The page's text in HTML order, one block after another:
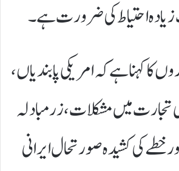
احتیاط کی ضرورت ہے۔
کا کہنا ہے کہ امریکی پابندیاں،
تجارت میں مشکلات، زرمبادلہ
خطے کی کشیدہ صورتحال ایرانی